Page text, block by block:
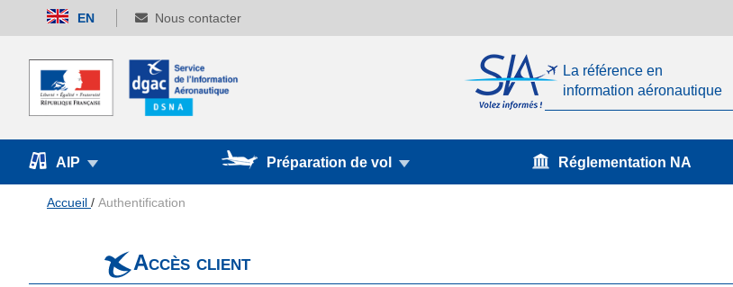
Allez
au
EN Nous contacter
La référence en
information aéronautique
AIP Préparation de vol Réglementation NA
Accueil Authentification
Accès client